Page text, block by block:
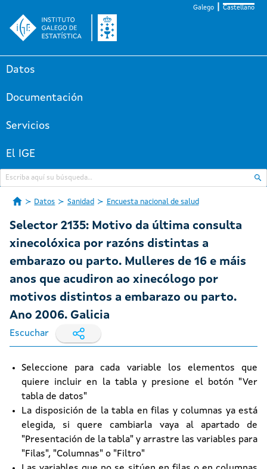
Galego Castellano
Datos
Documentación
Servicios
El IGE
Datos Sanidad Encuesta nacional de salud
Selector 2135: Motivo da última consulta
xinecolóxica por razóns distintas a
embarazo ou parto. Mulleres de 16 e máis
anos que acudiron ao xinecólogo por
motivos distintos a embarazo ou parto.
Ano 2006. Galicia
Escuchar
Seleccione para cada variable los elementos que
quiere incluir en la tabla y presione el botón "Ver
tabla de datos"
La disposición de la tabla en filas y columnas ya está
elegida, si quere cambiarla vaya al apartado de
"Presentación de la tabla" y arrastre las variables para
"Filas", "Columnas" o "Filtro"